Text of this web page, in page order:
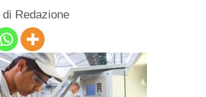
di Redazione